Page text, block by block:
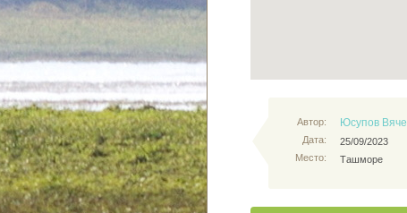
Автор:
Дата:
Место:
Юсупов
25/09/2023
Ташморе